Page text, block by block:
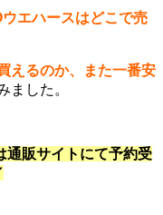
エハースはどこで売
えるのか、また一番安
ました。
通販サイトにて予約受